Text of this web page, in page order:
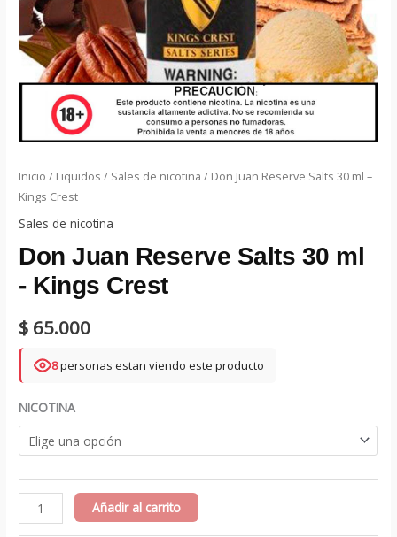
Inicio / Liquidos / Sales de nicotina / Don Juan Reserve Salts 30 ml –
Kings Crest
Sales de nicotina
Don Juan Reserve Salts 30 ml
- Kings Crest
$ 65.000
8personas estan viendo este producto
NICOTINA
Don
Juan
Añadir al carrito